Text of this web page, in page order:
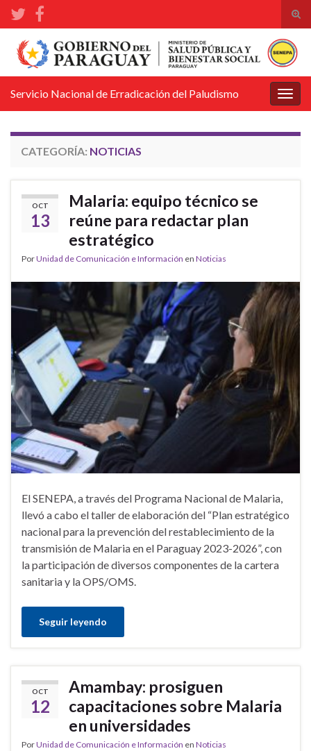
el
de
Search for:
la
Servicio Nacional de Erradicación del Paludismo
CATEGORÍA: NOTICIAS
OCT
13
Malaria: equipo técnico se
reúne para redactar plan
estratégico
PorUnidad de Comunicación e Información en Noticias
El SENEPA, a través del Programa Nacional de Malaria,
llevó a cabo el taller de elaboración del “Plan estratégico
nacional para la prevención del restablecimiento de la
transmisión de Malaria en el Paraguay 2023-2026”, con
la participación de diversos componentes de la cartera
sanitaria y la OPS/OMS.
Seguir leyendo
OCT
12
Amambay: prosiguen
capacitaciones sobre Malaria
en universidades
PorUnidad de Comunicación e Información en Noticias